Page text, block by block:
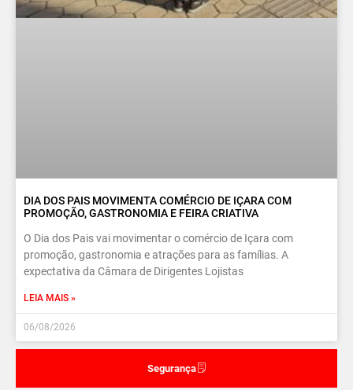
Segurança
DIA DOS PAIS MOVIMENTA COMÉRCIO DE IÇARA COM
PROMOÇÃO, GASTRONOMIA E FEIRA CRIATIVA
O Dia dos Pais vai movimentar o comércio de Içara com
promoção, gastronomia e atrações para as famílias. A
expectativa da Câmara de Dirigentes Lojistas
LEIA MAIS »
06/08/2026